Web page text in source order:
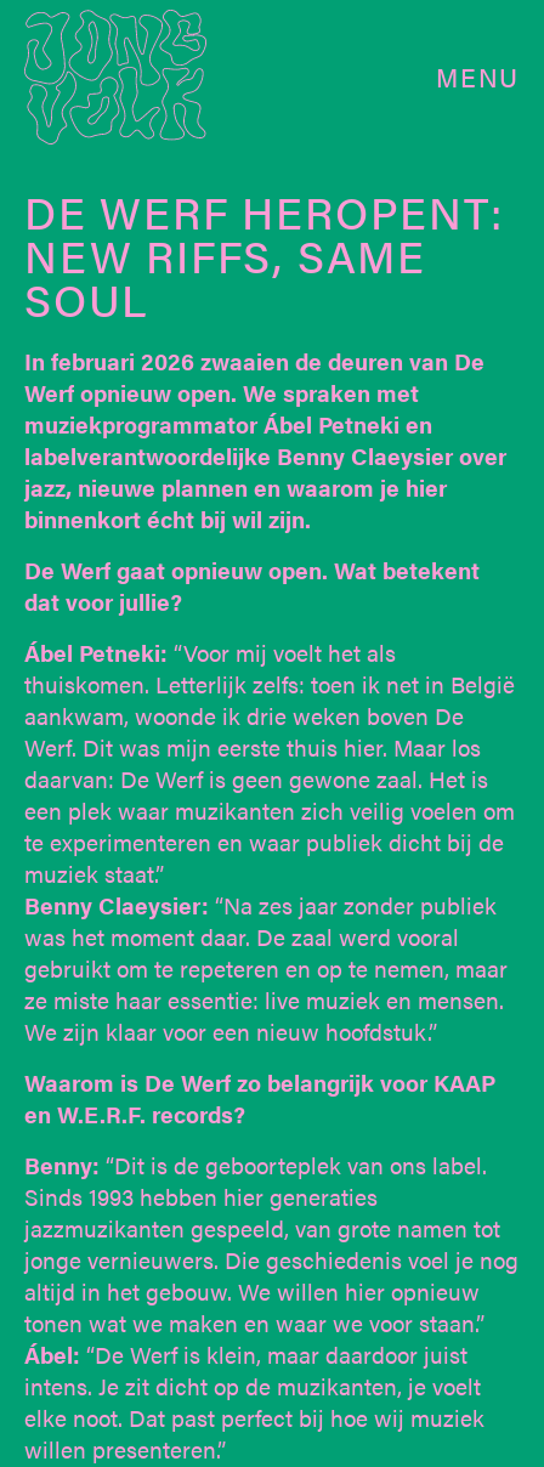
MENU
DE WERF HEROPENT:
NEW RIFFS, SAME
SOUL
In februari 2026 zwaaien de deuren van De
Werf opnieuw open. We spraken met
muziekprogrammator Ábel Petneki en
labelverantwoordelijke Benny Claeysier over
jazz, nieuwe plannen en waarom je hier
binnenkort écht bij wil zijn.
De Werf gaat opnieuw open. Wat betekent
dat voor jullie?
Ábel Petneki: “Voor mij voelt het als
thuiskomen. Letterlijk zelfs: toen ik net in België
aankwam, woonde ik drie weken boven De
Werf. Dit was mijn eerste thuis hier. Maar los
daarvan: De Werf is geen gewone zaal. Het is
een plek waar muzikanten zich veilig voelen om
te experimenteren en waar publiek dicht bij de
muziek staat.”
Benny Claeysier: “Na zes jaar zonder publiek
was het moment daar. De zaal werd vooral
gebruikt om te repeteren en op te nemen, maar
ze miste haar essentie: live muziek en mensen.
We zijn klaar voor een nieuw hoofdstuk.”
Waarom is De Werf zo belangrijk voor KAAP
en W.E.R.F. records?
Benny: “Dit is de geboorteplek van ons label.
Sinds 1993 hebben hier generaties
jazzmuzikanten gespeeld, van grote namen tot
jonge vernieuwers. Die geschiedenis voel je nog
altijd in het gebouw. We willen hier opnieuw
tonen wat we maken en waar we voor staan.”
Ábel: “De Werf is klein, maar daardoor juist
intens. Je zit dicht op de muzikanten, je voelt
elke noot. Dat past perfect bij hoe wij muziek
willen presenteren.”